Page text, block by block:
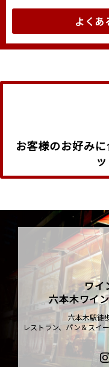
よくあ
お客様のお好み
ワイ
六本木ワイ
六本木駅徒
レストラン、パン＆スイ